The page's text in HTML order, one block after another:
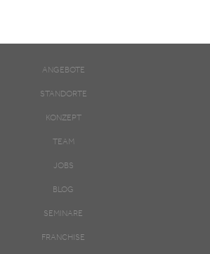
ANGEBOTE
STANDORTE
KONZEPT
TEAM
JOBS
BLOG
SEMINARE
FRANCHISE